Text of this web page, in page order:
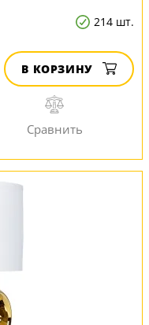
214 шт.
В КОРЗИНУ